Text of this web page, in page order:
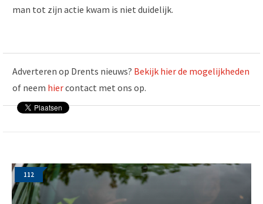
man tot zijn actie kwam is niet duidelijk.
Adverteren op Drents nieuws? Bekijk hier de mogelijkheden
of neem hiercontact met ons op.
112